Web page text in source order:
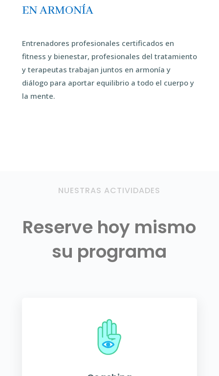
EN ARMONÍA
Entrenadores profesionales certificados en
fitness y bienestar, profesionales del tratamiento
y terapeutas trabajan juntos en armonía y
diálogo para aportar equilibrio a todo el cuerpo y
la mente.
NUESTRAS ACTIVIDADES
Reserve hoy mismo
su programa